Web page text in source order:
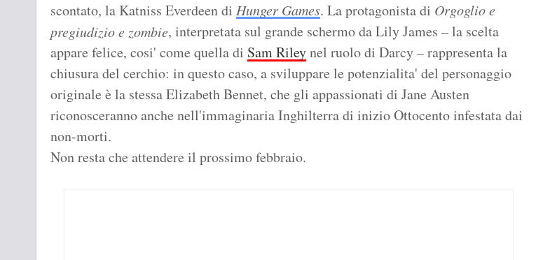
scontato, la Katniss Everdeen di Hunger Games. La protagonista di Orgoglio e
pregiudizio e zombie, interpretata sul grande schermo da Lily James – la scelta
appare felice, cosi' come quella di Sam Rileynel ruolo di Darcy – rappresenta la
chiusura del cerchio: in questo caso, a sviluppare le potenzialita' del personaggio
originale è la stessa Elizabeth Bennet, che gli appassionati di Jane Austen
riconosceranno anche nell'immaginaria Inghilterra di inizio Ottocento infestata dai
non-morti.
Non resta che attendere il prossimo febbraio.